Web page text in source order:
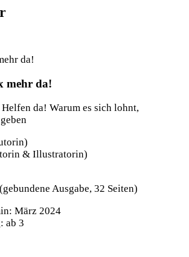
da!
mehr da!
da! Warum es sich lohnt,
& Illustratorin)
(gebundene Ausgabe, 32 Seiten)
März 2024
ab 3